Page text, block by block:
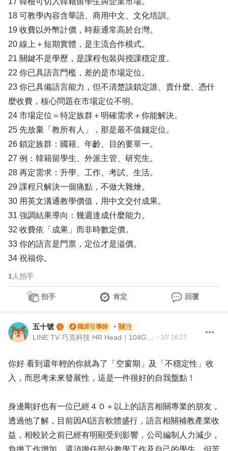
18 可教學內容含華語、商用中文、文化培訓。
19 收費以外幣計價，時薪通常高於台灣。
20 線上＋短期實體，是主流合作模式。
21 關鍵不是學歷，是課程包裝與授課穩定度。
22 你已具語言門檻，差的是市場定位。
23 你已具備語言能力，但不清楚該鎖定誰、賣什麼、憑什
麼收費，核心問題在市場定位不明。
24 市場定位＝特定族群＋明確需求＋你能解決。
25 先放棄「教所有人」，那是最不值錢定位。
26 鎖定族群：國籍、年齡、目的要單一。
27 例：韓籍留學生、外派主管、研究生。
28 再定需求：升學、工作、考試、生活。
29 課程只解決一個痛點，不做大雜燴。
30 用英文溝通教學價值，用中文交付成果。
31 強調結果導向：幾週達成什麼能力。
32 收費依「成果」而非時數定價。
33 你的語言是門票，定位才是溢價。
34 祝福你。
1 人拍手
拍手 肯定 回覆
五十號 職涯引導師 ・ 關注
・ 1/7 16:27
你好 看到還年輕的你就為了「空窗期」及「不穩定性」收
入，而思考未來發展性，這是一件很好的自我盤點！
身邊剛好也有一位已經４０＋以上的語言相關專業的朋友，
透過他了解，目前因AI語言軟體盛行，語言相關補教產業收
益，相較於之前已經有明顯受到影響，公司編制人力減少，
負擔工作增加，還須擔任部分教學工作及自己的學生，但苦